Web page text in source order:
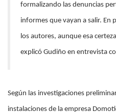
formalizando las denuncias
informes que vayan a salir. En
los autores, aunque esa
explicó Gudiño en entrevista
Según las investigaciones
instalaciones de la empresa